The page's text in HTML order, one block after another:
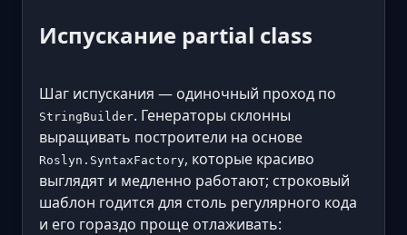
Испускание partial class
Шаг испускания — одиночный проход по
StringBuilder. Генераторы склонны
выращивать построители на основе
Roslyn.SyntaxFactory, которые красиво
выглядят и медленно работают; строковый
шаблон годится для столь регулярного кода
и его гораздо проще отлаживать: